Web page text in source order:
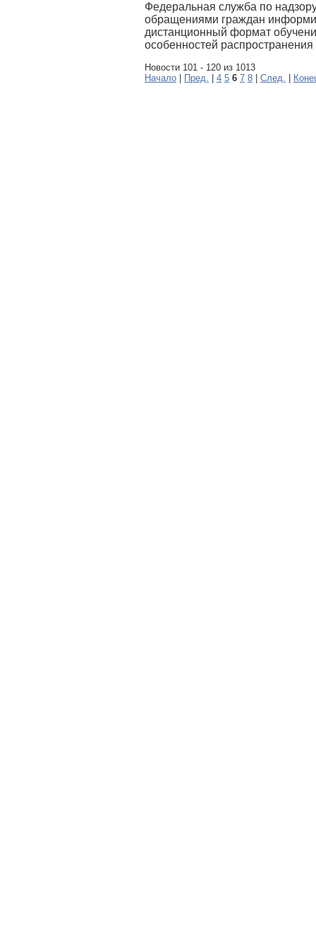
Федеральная служба по
обращениями граждан
дистанционный формат
особенностей
Новости 101 - 120 из 1013
Начало
Пред. 4 5 6 7 8 След.